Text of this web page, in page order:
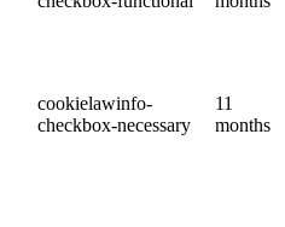
cookielawinfo-
checkbox-necessary
11
months